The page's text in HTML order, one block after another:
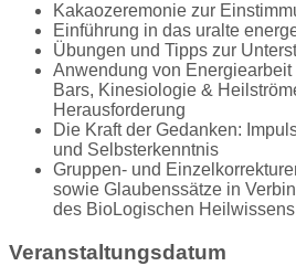
Kakaozeremonie zur
Einführung in das uralte
Übungen und Tipps zur
Anwendung von
Bars, Kinesiologie &
Herausforderung
Die Kraft der Gedanken:
und Selbsterkenntnis
Gruppen- und
sowie Glaubenssätze in
des BioLogischen Heilwissens
Veranstaltungsdatum